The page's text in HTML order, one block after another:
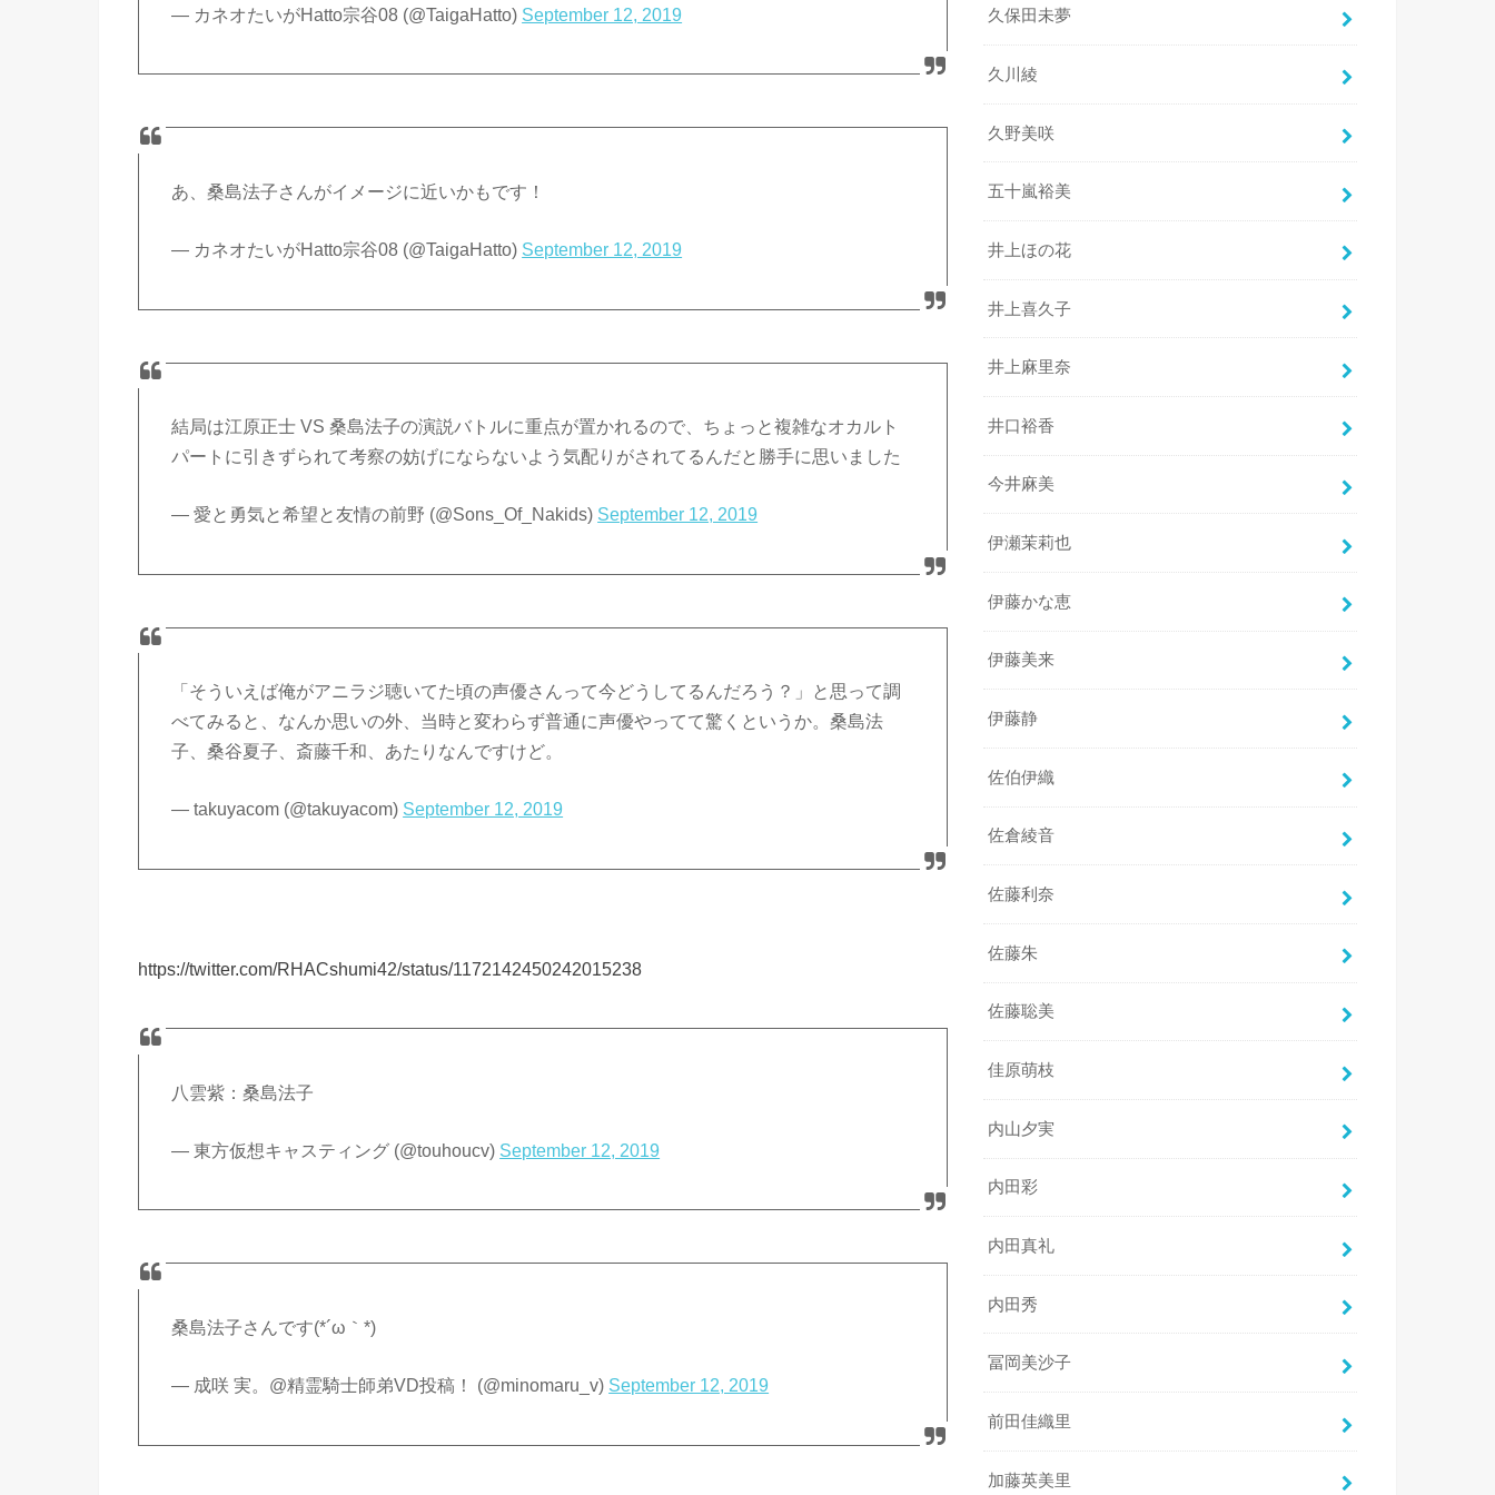
— カネオたいがHatto宗谷08 (@TaigaHatto) September 12, 2019
あ、桑島法子さんがイメージに近いかもです！
— カネオたいがHatto宗谷08 (@TaigaHatto) September 12, 2019
結局は江原正士 VS 桑島法子の演説バトルに重点が置かれるので、ちょっと複雑なオカルト
パートに引きずられて考察の妨げにならないよう気配りがされてるんだと勝手に思いました
— 愛と勇気と希望と友情の前野 (@Sons_Of_Nakids) September 12, 2019
「そういえば俺がアニラジ聴いてた頃の声優さんって今どうしてるんだろう？」と思って調
べてみると、なんか思いの外、当時と変わらず普通に声優やってて驚くというか。桑島法
子、桑谷夏子、斎藤千和、あたりなんですけど。
— takuyacom (@takuyacom) September 12, 2019
https://twitter.com/RHACshumi42/status/1172142450242015238
八雲紫：桑島法子
— 東方仮想キャスティング (@touhoucv) September 12, 2019
桑島法子さんです(*´ω｀*)
— 成咲 実。@精霊騎士師弟VD投稿！ (@minomaru_v) September 12, 2019
久保田未夢
久川綾
久野美咲
五十嵐裕美
井上ほの花
井上喜久子
井上麻里奈
井口裕香
今井麻美
伊瀬茉莉也
伊藤かな恵
伊藤美来
伊藤静
佐伯伊織
佐倉綾音
佐藤利奈
佐藤朱
佐藤聡美
佳原萌枝
内山夕実
内田彩
内田真礼
内田秀
冨岡美沙子
前田佳織里
加藤英美里